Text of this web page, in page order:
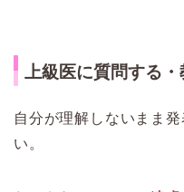
上級医に質問する・
自分が理解しないまま
い。